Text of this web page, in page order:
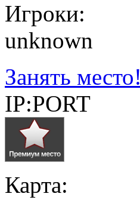
Игроки:
unknown
Занять место!
IP:PORT
Карта: